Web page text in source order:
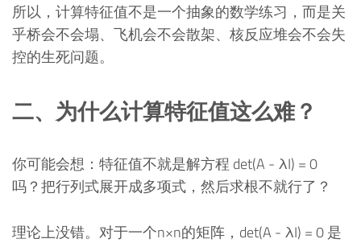
所以，计算特征值不是一个抽象的数学练习，而是关
乎桥会不会塌、飞机会不会散架、核反应堆会不会失
控的生死问题。
二、为什么计算特征值这么难？
你可能会想：特征值不就是解方程 det(A - λI) = 0
吗？把行列式展开成多项式，然后求根不就行了？
理论上没错。对于一个n×n的矩阵，det(A - λI) = 0 是